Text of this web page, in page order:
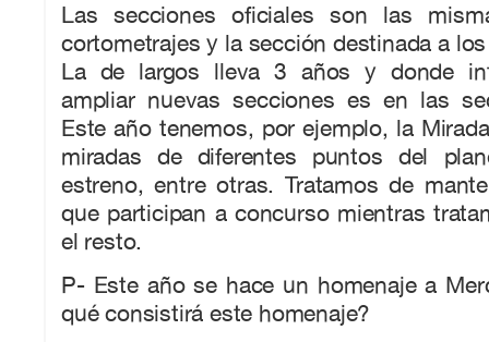
Las secciones oficiales son las
cortometrajes y la sección destinada a
La de largos lleva 3 años y donde
ampliar nuevas secciones es en las
Este año tenemos, por ejemplo, la
miradas de diferentes puntos del
estreno, entre otras. Tratamos de
que participan a concurso mientras
el resto.
P- Este año se hace un homenaje a
qué consistirá este homenaje?